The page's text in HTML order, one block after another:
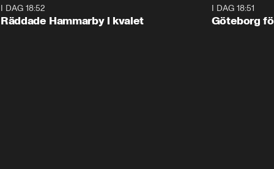
I DAG 18:52
Räddade Hammarby i kvalet
I DAG 18:51
Göteborg